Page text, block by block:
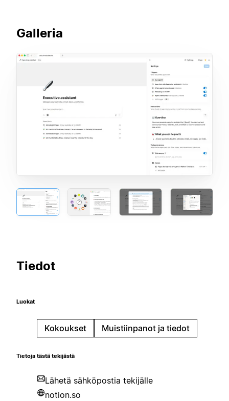
Galleria
Tiedot
Luokat
Kokoukset Muistiinpanot ja tiedot
Tietoja tästä tekijästä
Lähetä sähköpostia tekijälle
notion.so